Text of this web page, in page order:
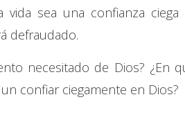
vida sea una confianza
defraudado.
necesitado de Dios? ¿En
confiar ciegamente en Dios?